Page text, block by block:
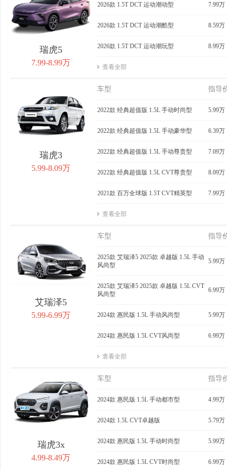
获取底价 获取底价 获
瑞虎5
7.99-8.99万
2026款 1.5T DCT 运动潮动型 7.99万
2026款 1.5T DCT 运动潮酷型 8.59万
2026款 1.5T DCT 运动潮玩型 8.99万
查看全部
瑞虎3
5.99-8.09万
车型 指导
2022款 经典超值版 1.5L 手动时尚型 5.99万
2022款 经典超值版 1.5L 手动豪华型 6.39万
2022款 经典超值版 1.5L 手动尊贵型 7.09万
2022款 经典超值版 1.5L CVT尊贵型 8.09万
2021款 百万全球版 1.5T CVT精英型 7.99万
查看全部
艾瑞泽5
5.99-6.99万
车型 指导
2025款 艾瑞泽5 2025款 卓越版 1.5L 手动
风尚型
5.99万
2025款 艾瑞泽5 2025款 卓越版 1.5L CVT
风尚型
6.99万
2024款 惠民版 1.5L 手动风尚型 5.99万
2024款 惠民版 1.5L CVT风尚型 6.99万
查看全部
瑞虎3x
4.99-8.49万
车型 指导
2024款 惠民版 1.5L 手动都市型 4.99万
2024款 1.5L CVT卓越版 5.79万
2024款 惠民版 1.5L 手动时尚型 5.99万
2024款 惠民版 1.5L CVT时尚型 6.99万